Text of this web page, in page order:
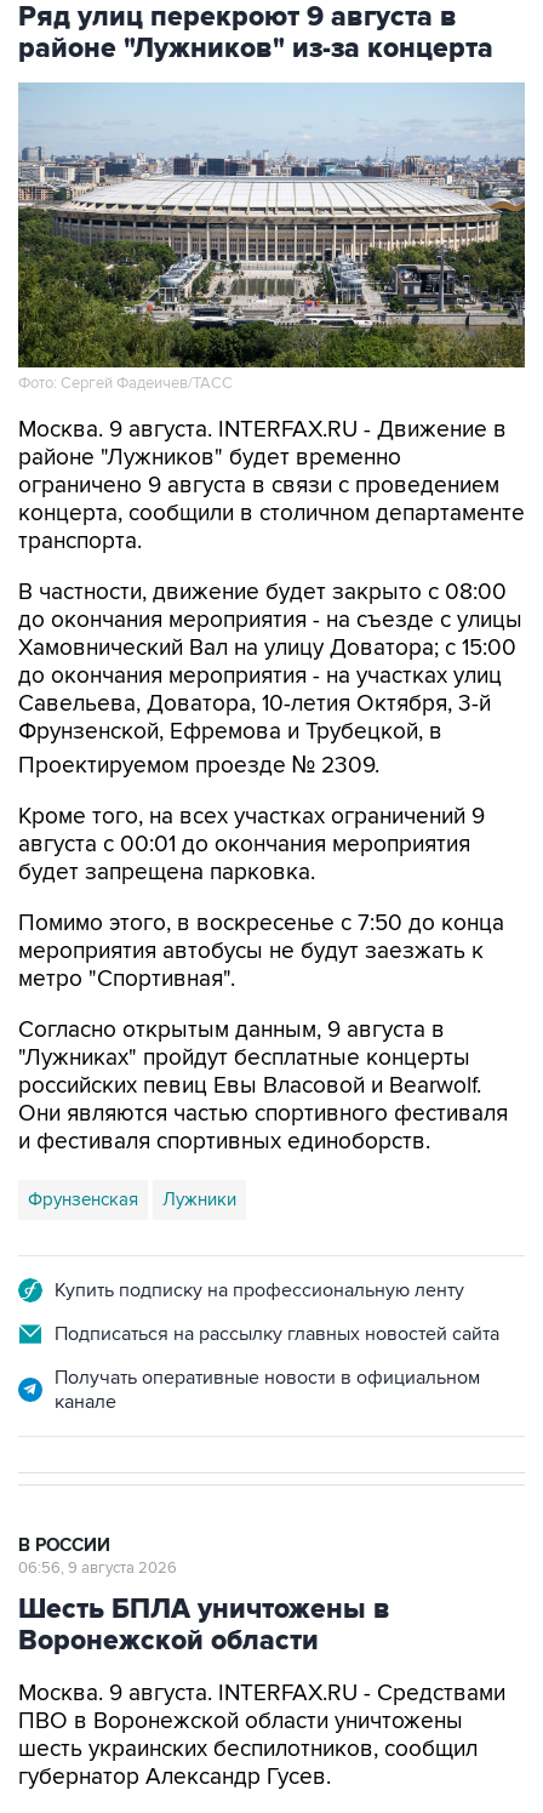
Ряд улиц перекроют 9 августа в
районе "Лужников" из-за концерта
Фото: Сергей Фадеичев/ТАСС
Москва. 9 августа. INTERFAX.RU - Движение в
районе "Лужников" будет временно
ограничено 9 августа в связи с проведением
концерта, сообщили в столичном департаменте
транспорта.
В частности, движение будет закрыто с 08:00
до окончания мероприятия - на съезде с улицы
Хамовнический Вал на улицу Доватора; с 15:00
до окончания мероприятия - на участках улиц
Савельева, Доватора, 10-летия Октября, 3-й
Фрунзенской, Ефремова и Трубецкой, в
Проектируемом проезде № 2309.
Кроме того, на всех участках ограничений 9
августа с 00:01 до окончания мероприятия
будет запрещена парковка.
Помимо этого, в воскресенье с 7:50 до конца
мероприятия автобусы не будут заезжать к
метро "Спортивная".
Согласно открытым данным, 9 августа в
"Лужниках" пройдут бесплатные концерты
российских певиц Евы Власовой и Bearwolf.
Они являются частью спортивного фестиваля
и фестиваля спортивных единоборств.
Фрунзенская Лужники
Купить подписку на профессиональную ленту
Подписаться на рассылку главных новостей сайта
Получать оперативные новости в официальном
канале
В РОССИИ
06:56, 9 августа 2026
Шесть БПЛА уничтожены в
Воронежской области
Москва. 9 августа. INTERFAX.RU - Средствами
ПВО в Воронежской области уничтожены
шесть украинских беспилотников, сообщил
губернатор Александр Гусев.